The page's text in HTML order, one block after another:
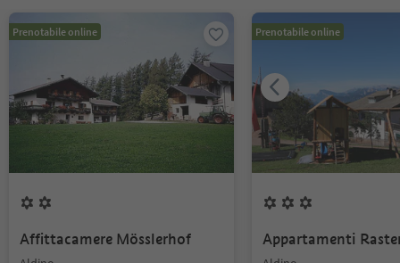
Prenotabile online
Affittacamere Mösslerhof
Prenotabile online
Appartamenti